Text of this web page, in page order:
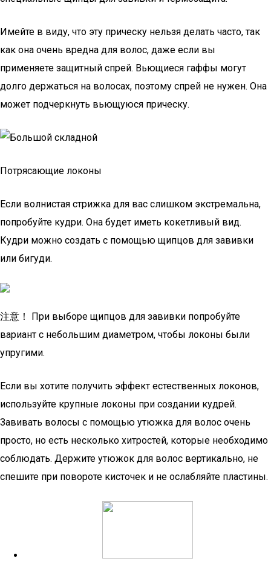
Имейте в виду, что эту прическу нельзя делать часто, так
как она очень вредна для волос, даже если вы
применяете защитный спрей. Вьющиеся гаффы могут
долго держаться на волосах, поэтому спрей не нужен. Она
может подчеркнуть вьющуюся прическу.
Потрясающие локоны
Если волнистая стрижка для вас слишком экстремальна,
попробуйте кудри. Она будет иметь кокетливый вид.
Кудри можно создать с помощью щипцов для завивки
или бигуди.
注意！ При выборе щипцов для завивки попробуйте
вариант с небольшим диаметром, чтобы локоны были
упругими.
Если вы хотите получить эффект естественных локонов,
используйте крупные локоны при создании кудрей.
Завивать волосы с помощью утюжка для волос очень
просто, но есть несколько хитростей, которые необходимо
соблюдать. Держите утюжок для волос вертикально, не
спешите при повороте кисточек и не ослабляйте пластины.